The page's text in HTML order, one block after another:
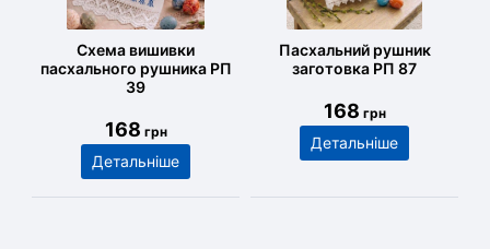
Схема вишивки
пасхального рушника РП
39
168 грн
Детальніше
Пасхальний рушник
заготовка РП 87
168 грн
Детальніше